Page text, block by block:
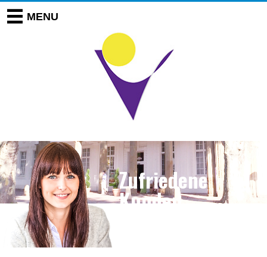
Zufriedene
Kunden